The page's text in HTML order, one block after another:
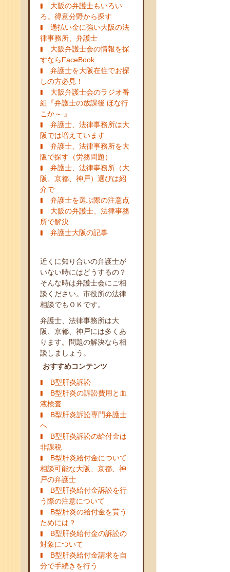
大阪の弁護士もいろい
ろ。得意分野から探す
過払い金に強い大阪の法
律事務所、弁護士
大阪弁護士会の情報を探
すならFaceBook
弁護士を大阪在住でお探
しの方必見！
大阪弁護士会のラジオ番
組『弁護士の放課後 ほな行
こか～ 』
弁護士、法律事務所は大
阪では増えています
弁護士、法律事務所を大
阪で探す（労務問題）
弁護士、法律事務所（大
阪、京都、神戸）選びは紹
介で
弁護士を選ぶ際の注意点
大阪の弁護士、法律事務
所で解決
弁護士大阪の記事
近くに知り合いの弁護士が
いない時にはどうするの？
そんな時は弁護士会にご相
談ください。市役所の法律
相談でもＯＫです。
弁護士、法律事務所は大
阪、京都、神戸には多くあ
ります。問題の解決なら相
談しましょう。
おすすめコンテンツ
B型肝炎訴訟
B型肝炎の訴訟費用と血
液検査
B型肝炎訴訟専門弁護士
へ
B型肝炎訴訟の給付金は
非課税
B型肝炎給付金について
相談可能な大阪、京都、神
戸の弁護士
B型肝炎給付金訴訟を行
う際の注意について
B型肝炎の給付金を貰う
ためには？
B型肝炎給付金の訴訟の
対象について
B型肝炎給付金請求を自
分で手続きを行う